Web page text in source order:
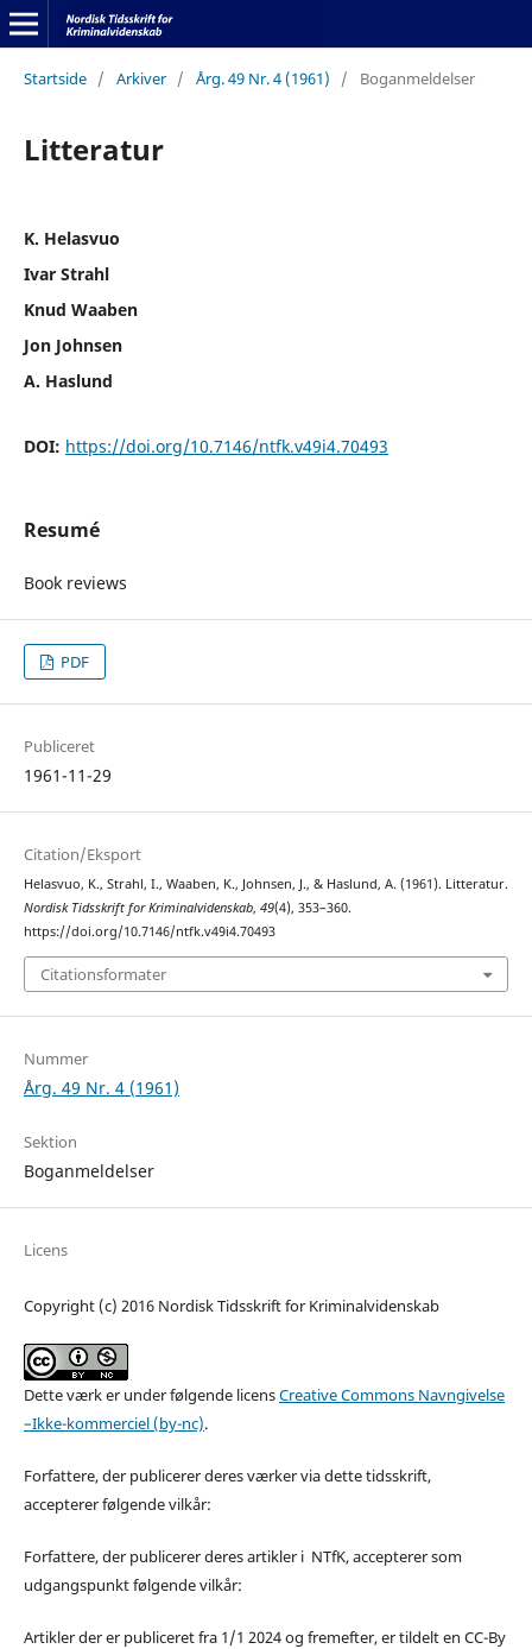
Startside / Arkiver / Årg. 49 Nr. 4 (1961) / Boganmeldelser
Litteratur
K. Helasvuo
Ivar Strahl
Knud Waaben
Jon Johnsen
A. Haslund
DOI: https://doi.org/10.7146/ntfk.v49i4.70493
Resumé
Book reviews
PDF
Publiceret
1961-11-29
Citation/Eksport
Helasvuo, K., Strahl, I., Waaben, K., Johnsen, J., & Haslund, A. (1961). Litteratur.
Nordisk Tidsskrift for Kriminalvidenskab, 49(4), 353–360.
https://doi.org/10.7146/ntfk.v49i4.70493
Citationsformater
Nummer
Årg. 49 Nr. 4 (1961)
Sektion
Boganmeldelser
Licens
Copyright (c) 2016 Nordisk Tidsskrift for Kriminalvidenskab
Dette værk er under følgende licensCreative Commons Navngivelse
–Ikke-kommerciel (by-nc).
Forfattere, der publicerer deres værker via dette tidsskrift,
accepterer følgende vilkår:
Forfattere, der publicerer deres artikler i NTfK, accepterer som
udgangspunkt følgende vilkår:
Artikler der er publiceret fra 1/1 2024 og fremefter, er tildelt en CC-By